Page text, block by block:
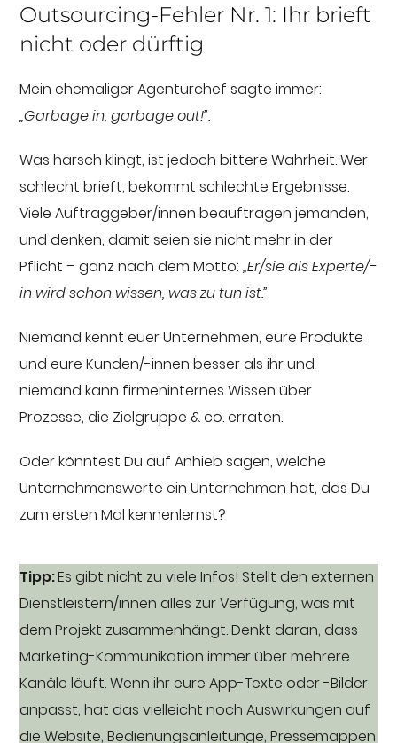
Outsourcing-Fehler Nr. 1: Ihr brieft
nicht oder dürftig
Mein ehemaliger Agenturchef sagte immer:
„Garbage in, garbage out!”.
Was harsch klingt, ist jedoch bittere Wahrheit. Wer
schlecht brieft, bekommt schlechte Ergebnisse.
Viele Auftraggeber/innen beauftragen jemanden,
und denken, damit seien sie nicht mehr in der
Pflicht – ganz nach dem Motto:„Er/sie als Experte/-
in wird schon wissen, was zu tun ist.”
Niemand kennt euer Unternehmen, eure Produkte
und eure Kunden/-innen besser als ihr und
niemand kann firmeninternes Wissen über
Prozesse, die Zielgruppe & co. erraten.
Oder könntest Du auf Anhieb sagen, welche
Unternehmenswerte ein Unternehmen hat, das Du
zum ersten Mal kennenlernst?
Tipp:Es gibt nicht zu viele Infos! Stellt den externen
Dienstleistern/innen alles zur Verfügung, was mit
dem Projekt zusammenhängt. Denkt daran, dass
Marketing-Kommunikation immer über mehrere
Kanäle läuft. Wenn ihr eure App-Texte oder -Bilder
anpasst, hat das vielleicht noch Auswirkungen auf
die Website, Bedienungsanleitunge, Pressemappen